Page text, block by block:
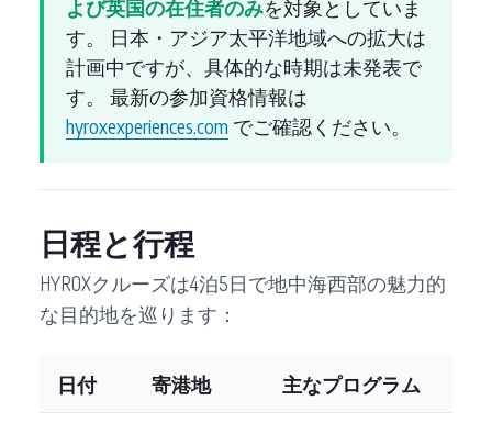
よび英国の在住者のみを対象としていま
す。 日本・アジア太平洋地域への拡大は
計画中ですが、具体的な時期は未発表で
す。 最新の参加資格情報は
hyroxexperiences.com でご確認ください。
日程と行程
HYROXクルーズは4泊5日で地中海西部の魅力的
な目的地を巡ります：
日付 寄港地 主なプログラム